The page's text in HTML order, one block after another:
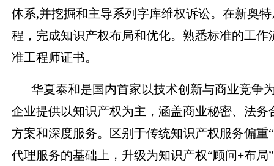
体系,并挖掘和主导系列字库维权诉讼。在新奥
程，完成知识产权布局和优化。熟悉标准的工
准工程师证书。
华夏泰和是国内首家以技术创新与商业竞争
企业提供以知识产权为主，涵盖商业秘密、法
方案和深度服务。区别于传统知识产权服务偏
代理服务的基础上，升级为知识产权“顾问+布